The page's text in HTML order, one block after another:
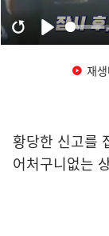
재
황당한 신고를
어처구니없는